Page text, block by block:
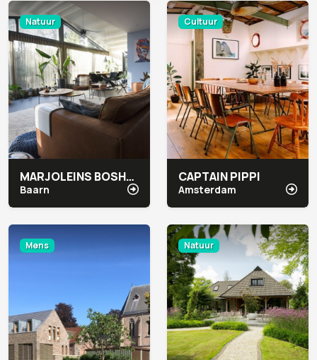
Natuur
MARJOLEINS BOSHUIS
Baarn
Cultuur
CAPTAIN PIPPI
Amsterdam
Mens Natuur